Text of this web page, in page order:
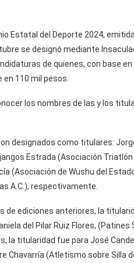
Estatal del Deporte 2024,
se designó mediante
de quienes, con base
110 mil pesos.
los nombres de las y los
designados como titulares:
Estrada (Asociación
(Asociación de Wushu del
A.C.), respectivamente.
de ediciones anteriores, la
del Pilar Ruiz Flores, (Patines
la titularidad fue para José
Chavarría (Atletismo sobre Silla